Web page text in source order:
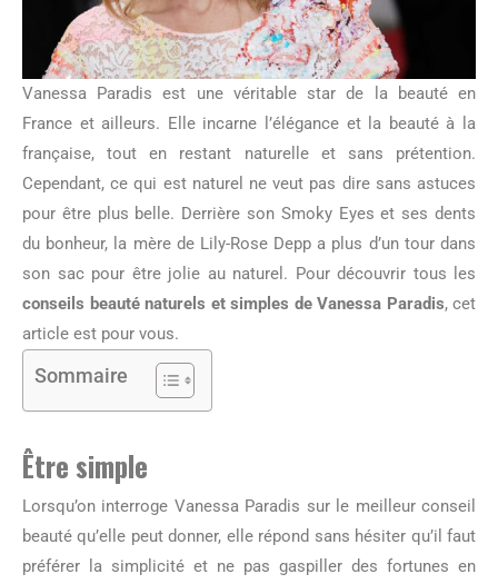
Vanessa Paradis est une véritable star de la beauté en
France et ailleurs. Elle incarne l’élégance et la beauté à la
française, tout en restant naturelle et sans prétention.
Cependant, ce qui est naturel ne veut pas dire sans astuces
pour être plus belle. Derrière son Smoky Eyes et ses dents
du bonheur, la mère de Lily-Rose Depp a plus d’un tour dans
son sac pour être jolie au naturel. Pour découvrir tous les
conseils beauté naturels et simples de Vanessa Paradis, cet
article est pour vous.
Sommaire
Être simple
Lorsqu’on interroge Vanessa Paradis sur le meilleur conseil
beauté qu’elle peut donner, elle répond sans hésiter qu’il faut
préférer la simplicité et ne pas gaspiller des fortunes en